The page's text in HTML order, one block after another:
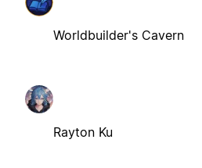
Worldbuilder's Cavern
Rayton Ku